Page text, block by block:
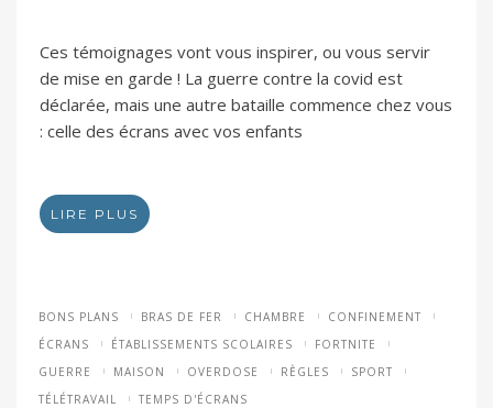
Ces témoignages vont vous inspirer, ou vous servir
de mise en garde ! La guerre contre la covid est
déclarée, mais une autre bataille commence chez vous
: celle des écrans avec vos enfants
LIRE PLUS
BONS PLANS BRAS DE FER CHAMBRE
CONFINEMENT
ÉCRANS
ÉTABLISSEMENTS SCOLAIRES
FORTNITE
GUERRE
MAISON OVERDOSE RÈGLES
SPORT
TÉLÉTRAVAIL
TEMPS D'ÉCRANS